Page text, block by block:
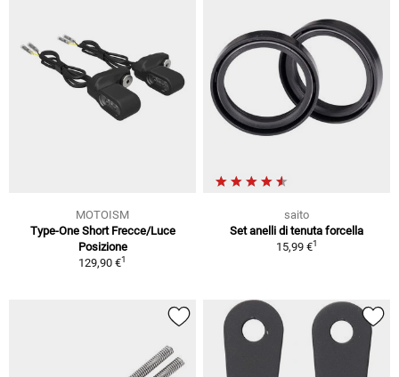
MOTOISM
Type-One Short Frecce/Luce
Posizione
129,90 €1
saito
Set anelli di tenuta forcella
15,99 €1